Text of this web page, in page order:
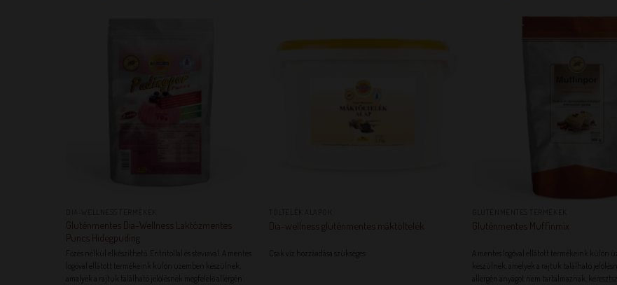
Gluténmentes Dia-Wellness Laktózmentes
Puncs Hidegpuding
Főzés nélkül elkészíthető. Eritritollal és steviaval.
A mentes
logóval ellátott termékeink külön üzemben készülnek,
amelyek a rajtuk található jelölésnek megfelelő allergén
Dia-wellness gluténmentes máktöltelék
Csak víz hozzáadása szükséges
Gluténmentes Muffinmix
A mentes logóval ellátott termékeink külön
készülnek, amelyek a rajtuk található
allergén anyagot nem tartalmaznak,